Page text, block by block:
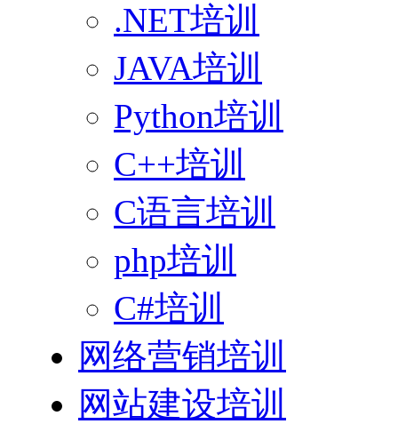
.NET培训
JAVA培训
Python培训
C++培训
C语言培训
php培训
C#培训
网络营销培训
网站建设培训